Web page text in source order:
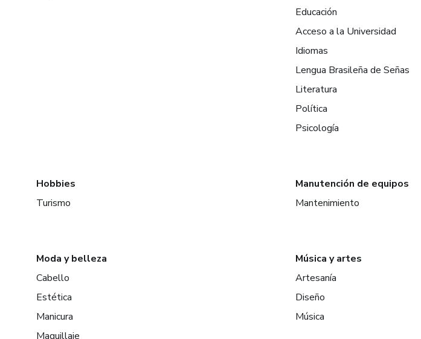
Educación
Acceso a la Universidad
Idiomas
Lengua Brasileña de Señas
Literatura
Política
Psicología
Hobbies
Turismo
Manutención de equipos
Mantenimiento
Moda y belleza
Cabello
Estética
Manicura
Maquillaje
Música y artes
Artesanía
Diseño
Música